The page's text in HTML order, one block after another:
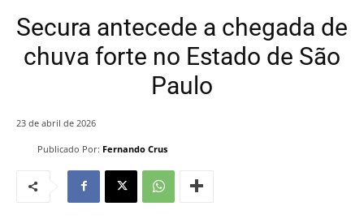
Secura antecede a chegada de
chuva forte no Estado de São
Paulo
Publicado Por: Fernando Crus
23 de abril de 2026